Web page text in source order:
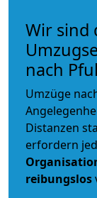
Wir sind
nach
Umzüge
Distanzen
erfordern
reibungslos